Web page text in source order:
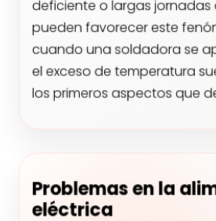
deficiente o largas jornadas
pueden favorecer este
cuando una soldadora se
el exceso de temperatura
los primeros aspectos que
Problemas en la
eléctrica